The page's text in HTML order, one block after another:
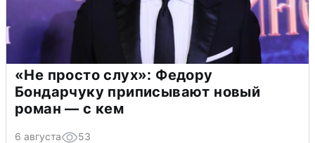
«Не просто слух»: Федору
Бондарчуку приписывают новый
роман — с кем
6 августа 53